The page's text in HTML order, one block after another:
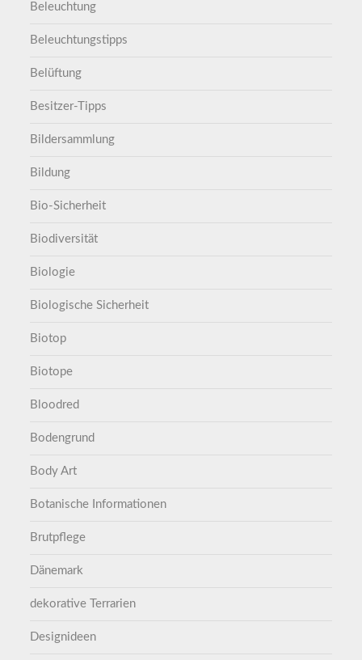
Beleuchtung
Beleuchtungstipps
Belüftung
Besitzer-Tipps
Bildersammlung
Bildung
Bio-Sicherheit
Biodiversität
Biologie
Biologische Sicherheit
Biotop
Biotope
Bloodred
Bodengrund
Body Art
Botanische Informationen
Brutpflege
Dänemark
dekorative Terrarien
Designideen